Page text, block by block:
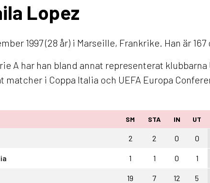
Lopez
1997 (28 år) i Marseille, Frankrike. Han är
A har han bland annat representerat klubbarna
i Coppa Italia och UEFA Europa
SM STA IN UT
2 2 0 0
1 1 0 1
19 7 12 5